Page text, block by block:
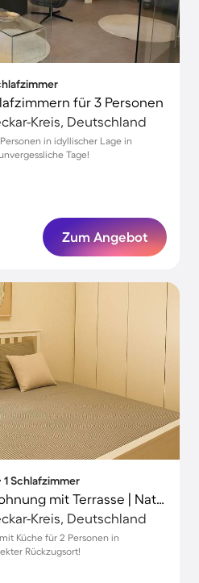
für 3 Personen
Kreis, Deutschland
in idyllischer Lage in
Tage!
Zum Angebot
1 Schlafzimmer
Voll ausgestattete Wohnung mit Terrasse | Naturblick
Kreis, Deutschland
Küche für 2 Personen in
Rückzugsort!